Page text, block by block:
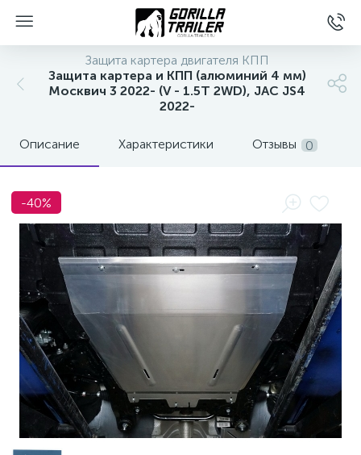
Защита картера двигателя КПП
Защита картера и КПП (алюминий 4 мм)
Москвич 3 2022- (V - 1.5T 2WD), JAC JS4
2022-
Описание Характеристики Отзывы 0
-40%